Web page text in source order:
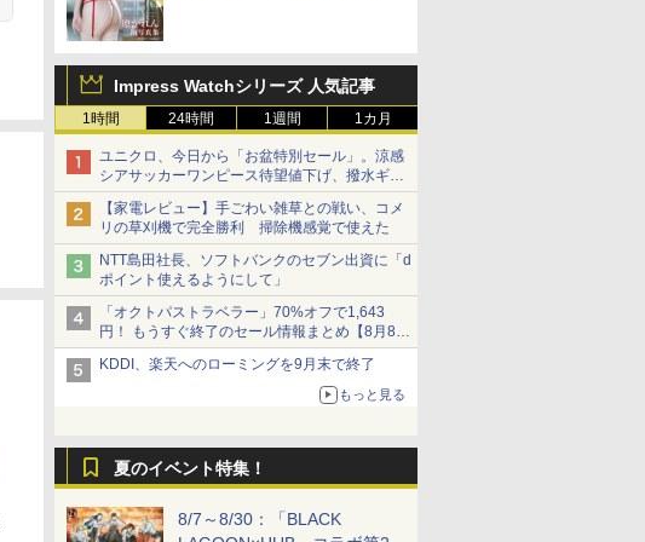
Impress Watchシリーズ 人気記事
1時間 24時間 1週間 1カ月
ユニクロ、今日から「お盆特別セール」。涼感
シアサッカーワンピース待望値下げ、撥水ギア
ショーツは1990円に
【家電レビュー】手ごわい雑草との戦い、コメ
リの草刈機で完全勝利 掃除機感覚で使えた
NTT島田社長、ソフトバンクのセブン出資に「d
ポイント使えるようにして」
「オクトパストラベラー」70%オフで1,643
円！ もうすぐ終了のセール情報まとめ【8月8日
更新】
ニンテンドーeショップでは「大神 絶景版」が
KDDI、楽天へのローミングを9月末で終了
もっと見る
夏のイベント特集！
8/7～8/30：「BLACK